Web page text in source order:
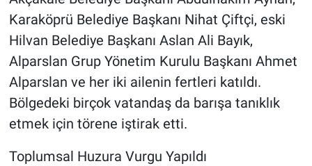
Karaköprü Belediye Başkanı Nihat Çiftçi, eski
Hilvan Belediye Başkanı Aslan Ali Bayık,
Alparslan Grup Yönetim Kurulu Başkanı Ahmet
Alparslan ve her iki ailenin fertleri katıldı.
Bölgedeki birçok vatandaş da barışa tanıklık
etmek için törene iştirak etti.
Toplumsal Huzura Vurgu Yapıldı